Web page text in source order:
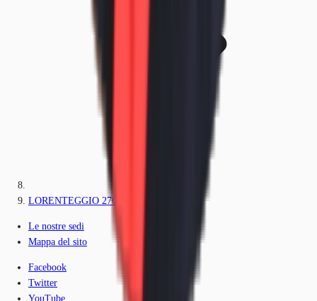
LORENTEGGIO 270 - Edificio D
Le nostre sedi
Mappa del sito
Facebook
Twitter
YouTube